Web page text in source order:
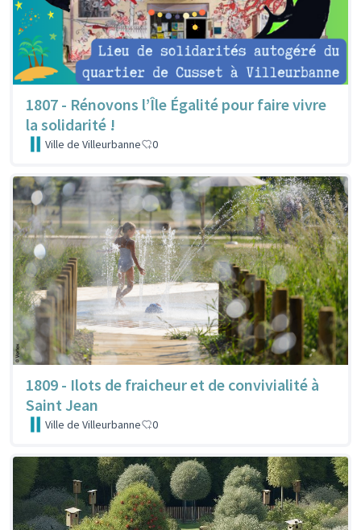
1807 - Rénovons l’Île Égalité pour faire vivre
la solidarité !
Ville de Villeurbanne 0
1809 - Ilots de fraicheur et de convivialité à
Saint Jean
Ville de Villeurbanne 0